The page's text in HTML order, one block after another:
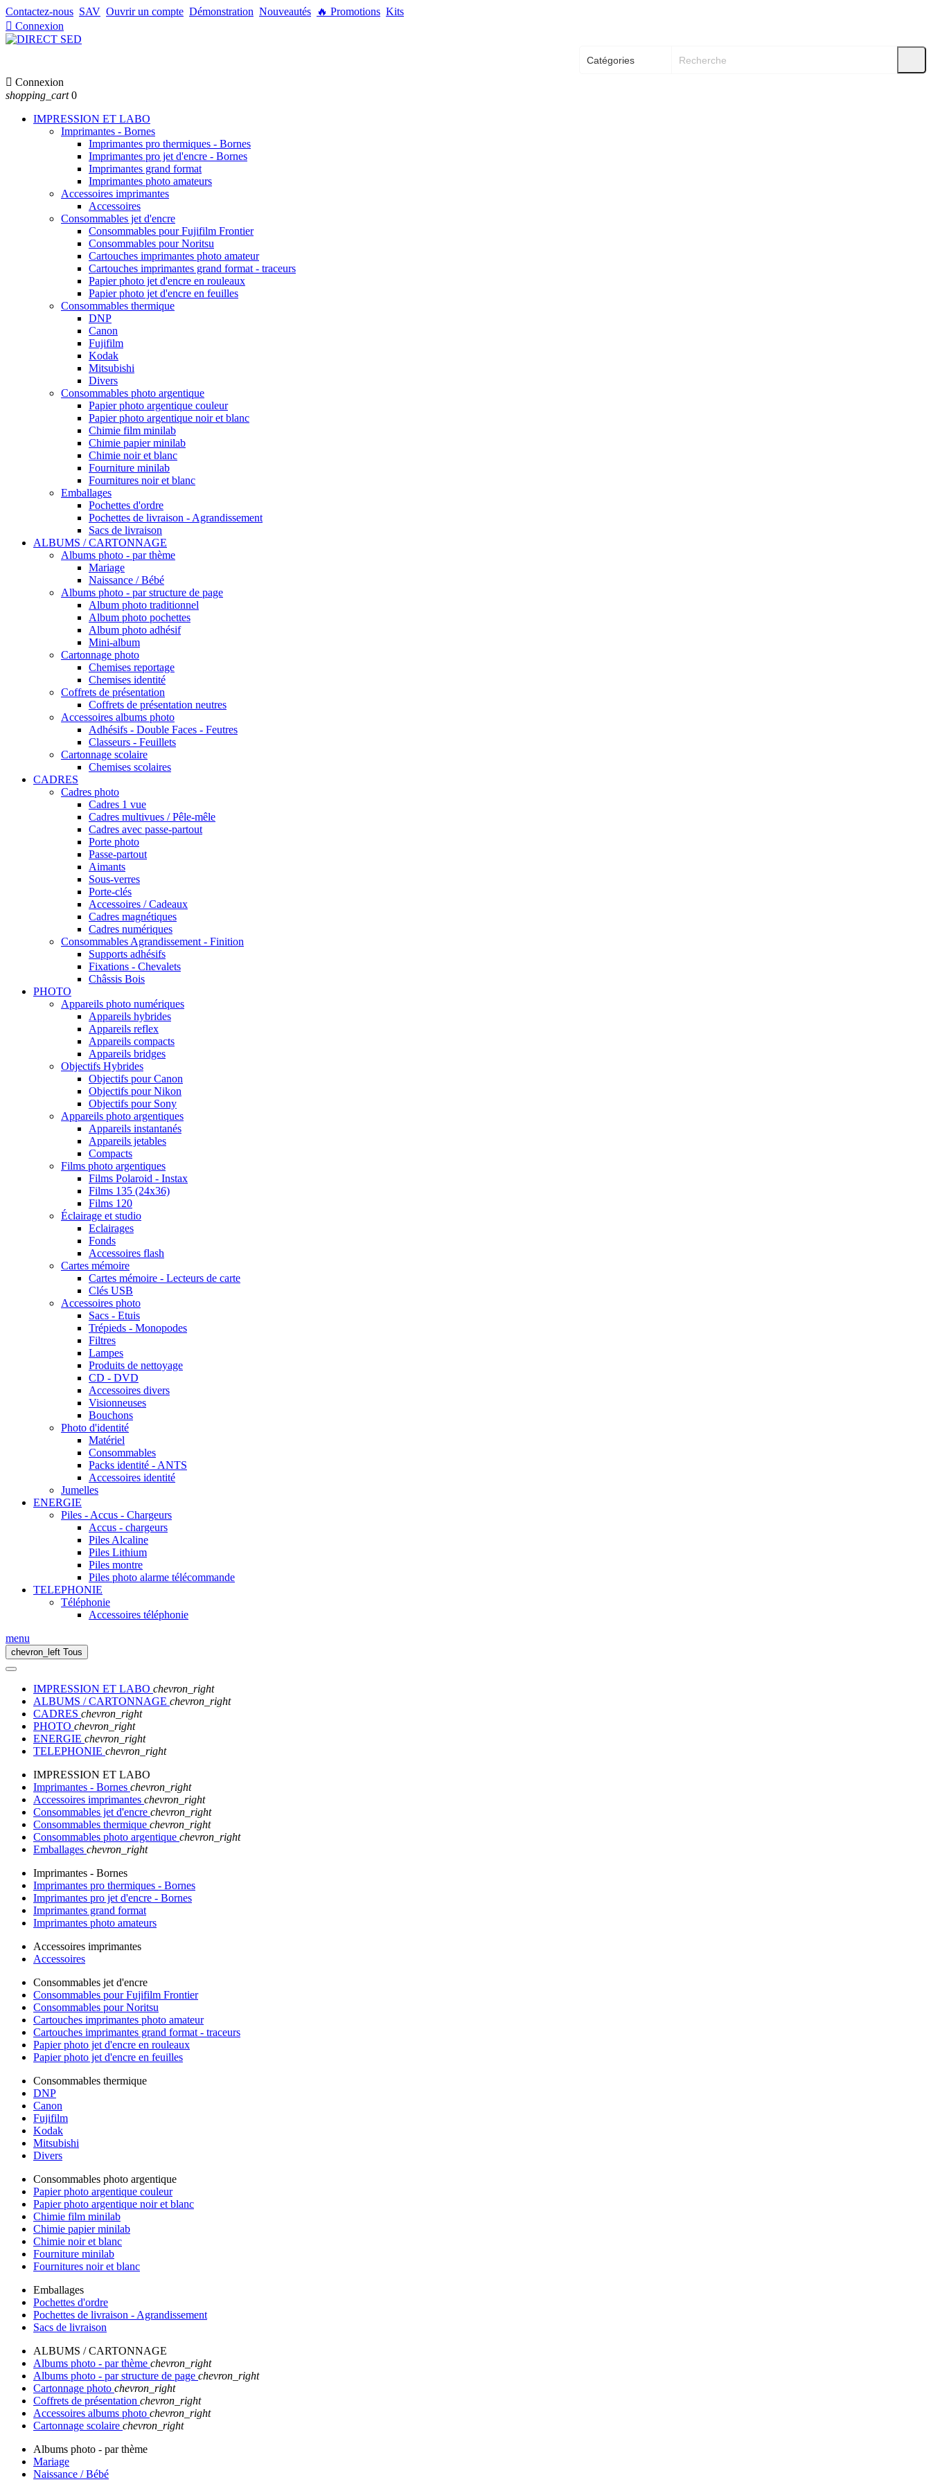
Contactez-nous SAV Ouvrir un compte Démonstration Nouveautés 🔥 Promotions Kits
 Connexion
 Connexion
shopping_cart 0
IMPRESSION ET LABO
Imprimantes - Bornes
Imprimantes pro thermiques - Bornes
Imprimantes pro jet d'encre - Bornes
Imprimantes grand format
Imprimantes photo amateurs
Accessoires imprimantes
Accessoires
Consommables jet d'encre
Consommables pour Fujifilm Frontier
Consommables pour Noritsu
Cartouches imprimantes photo amateur
Cartouches imprimantes grand format - traceurs
Papier photo jet d'encre en rouleaux
Papier photo jet d'encre en feuilles
Consommables thermique
DNP
Canon
Fujifilm
Kodak
Mitsubishi
Divers
Consommables photo argentique
Papier photo argentique couleur
Papier photo argentique noir et blanc
Chimie film minilab
Chimie papier minilab
Chimie noir et blanc
Fourniture minilab
Fournitures noir et blanc
Emballages
Pochettes d'ordre
Pochettes de livraison - Agrandissement
Sacs de livraison
ALBUMS / CARTONNAGE
Albums photo - par thème
Mariage
Naissance / Bébé
Albums photo - par structure de page
Album photo traditionnel
Album photo pochettes
Album photo adhésif
Mini-album
Cartonnage photo
Chemises reportage
Chemises identité
Coffrets de présentation
Coffrets de présentation neutres
Accessoires albums photo
Adhésifs - Double Faces - Feutres
Classeurs - Feuillets
Cartonnage scolaire
Chemises scolaires
CADRES
Cadres photo
Cadres 1 vue
Cadres multivues / Pêle-mêle
Cadres avec passe-partout
Porte photo
Passe-partout
Aimants
Sous-verres
Porte-clés
Accessoires / Cadeaux
Cadres magnétiques
Cadres numériques
Consommables Agrandissement - Finition
Supports adhésifs
Fixations - Chevalets
Châssis Bois
PHOTO
Appareils photo numériques
Appareils hybrides
Appareils reflex
Appareils compacts
Appareils bridges
Objectifs Hybrides
Objectifs pour Canon
Objectifs pour Nikon
Objectifs pour Sony
Appareils photo argentiques
Appareils instantanés
Appareils jetables
Compacts
Films photo argentiques
Films Polaroid - Instax
Films 135 (24x36)
Films 120
Éclairage et studio
Eclairages
Fonds
Accessoires flash
Cartes mémoire
Cartes mémoire - Lecteurs de carte
Clés USB
Accessoires photo
Sacs - Etuis
Trépieds - Monopodes
Filtres
Lampes
Produits de nettoyage
CD - DVD
Accessoires divers
Visionneuses
Bouchons
Photo d'identité
Matériel
Consommables
Packs identité - ANTS
Accessoires identité
Jumelles
ENERGIE
Piles - Accus - Chargeurs
Accus - chargeurs
Piles Alcaline
Piles Lithium
Piles montre
Piles photo alarme télécommande
TELEPHONIE
Téléphonie
Accessoires téléphonie
menu
chevron_left Tous
IMPRESSION ET LABO chevron_right
ALBUMS / CARTONNAGE chevron_right
CADRES chevron_right
PHOTO chevron_right
ENERGIE chevron_right
TELEPHONIE chevron_right
IMPRESSION ET LABO
Imprimantes - Bornes chevron_right
Accessoires imprimantes chevron_right
Consommables jet d'encre chevron_right
Consommables thermique chevron_right
Consommables photo argentique chevron_right
Emballages chevron_right
Imprimantes - Bornes
Imprimantes pro thermiques - Bornes
Imprimantes pro jet d'encre - Bornes
Imprimantes grand format
Imprimantes photo amateurs
Accessoires imprimantes
Accessoires
Consommables jet d'encre
Consommables pour Fujifilm Frontier
Consommables pour Noritsu
Cartouches imprimantes photo amateur
Cartouches imprimantes grand format - traceurs
Papier photo jet d'encre en rouleaux
Papier photo jet d'encre en feuilles
Consommables thermique
DNP
Canon
Fujifilm
Kodak
Mitsubishi
Divers
Consommables photo argentique
Papier photo argentique couleur
Papier photo argentique noir et blanc
Chimie film minilab
Chimie papier minilab
Chimie noir et blanc
Fourniture minilab
Fournitures noir et blanc
Emballages
Pochettes d'ordre
Pochettes de livraison - Agrandissement
Sacs de livraison
ALBUMS / CARTONNAGE
Albums photo - par thème chevron_right
Albums photo - par structure de page chevron_right
Cartonnage photo chevron_right
Coffrets de présentation chevron_right
Accessoires albums photo chevron_right
Cartonnage scolaire chevron_right
Albums photo - par thème
Mariage
Naissance / Bébé